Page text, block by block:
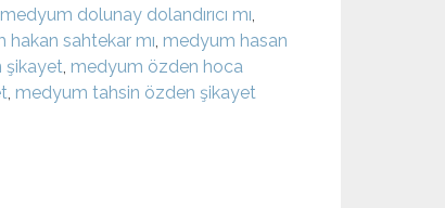
medyum dolunay dolandırıcı mı,
hakan sahtekar mı, medyum hasan
şikayet, medyum özden hoca
, medyum tahsin özden şikayet